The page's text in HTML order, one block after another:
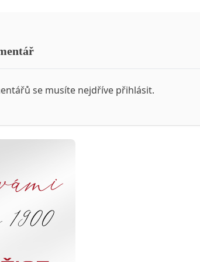
se musíte nejdříve přihlásit.